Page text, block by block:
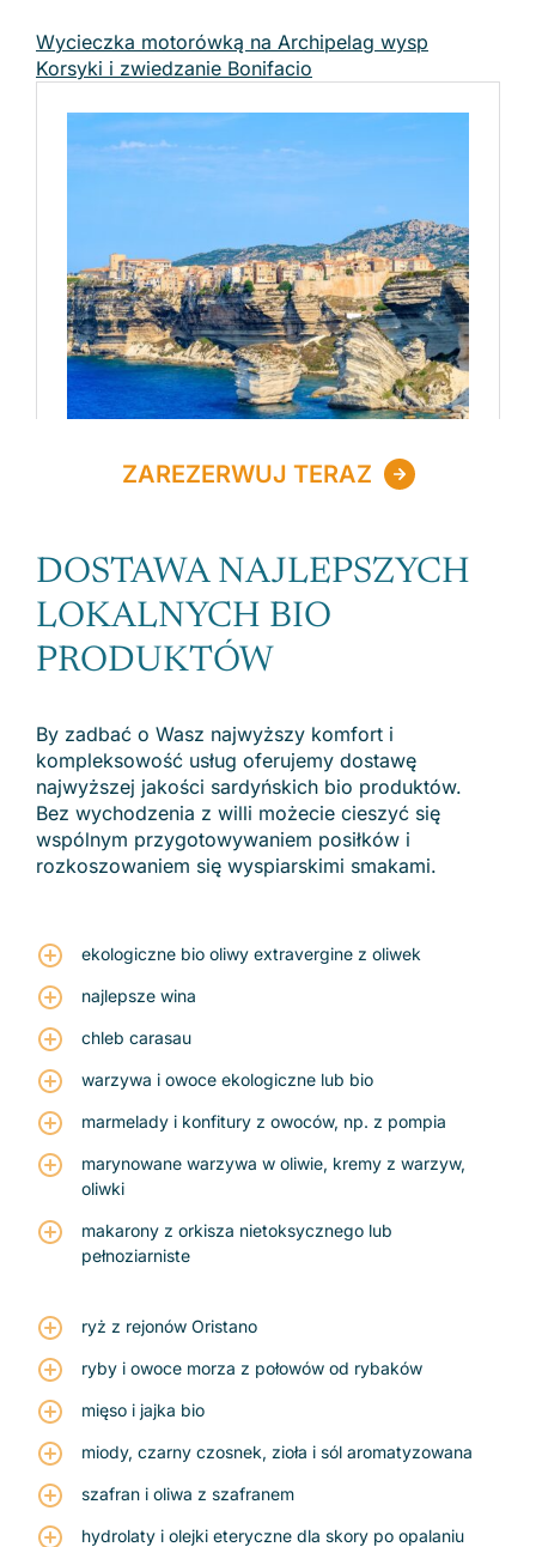
Wycieczka motorówką na Archipelag wysp
Korsyki i zwiedzanie Bonifacio
ZAREZERWUJ TERAZ
DOSTAWA NAJLEPSZYCH
LOKALNYCH BIO
PRODUKTÓW
By zadbać o Wasz najwyższy komfort i
kompleksowość usług oferujemy dostawę
najwyższej jakości sardyńskich bio produktów.
Bez wychodzenia z willi możecie cieszyć się
wspólnym przygotowywaniem posiłków i
rozkoszowaniem się wyspiarskimi smakami.
ekologiczne bio oliwy extravergine z oliwek
najlepsze wina
chleb carasau
warzywa i owoce ekologiczne lub bio
marmelady i konfitury z owoców, np. z pompia
marynowane warzywa w oliwie, kremy z warzyw,
oliwki
makarony z orkisza nietoksycznego lub
pełnoziarniste
ryż z rejonów Oristano
ryby i owoce morza z połowów od rybaków
mięso i jajka bio
miody, czarny czosnek, zioła i sól aromatyzowana
szafran i oliwa z szafranem
hydrolaty i olejki eteryczne dla skory po opalaniu